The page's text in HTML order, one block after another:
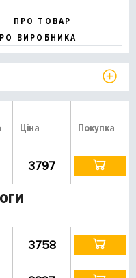
ПРО ТОВАР
ВИРОБНИКА
Ціна Покупка
3797
3758